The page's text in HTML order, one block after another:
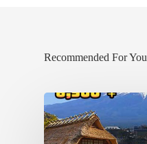
Recommended For You